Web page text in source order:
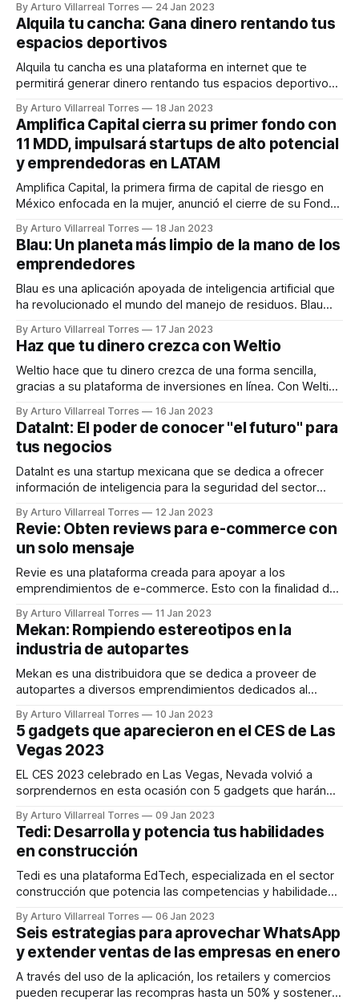
oportunidades de trabajo acorde a sus habilidades. Woman
Index surge como una voz más que se une a la lucha por
acortar
By Arturo Villarreal Torres 24 Jan 2023
Alquila tu cancha: Gana dinero rentando tus
espacios deportivos
Alquila tu cancha es una plataforma en internet que te
permitirá generar dinero rentando tus espacios deportivos.
práctica de los deportes a las nuevas generaciones. Todo
mediante un directorio que posee varios espacios
disponibles para hacer alguna de las
By Arturo Villarreal Torres 18 Jan 2023
Amplifica Capital cierra su primer fondo con
11 MDD, impulsará startups de alto potencial
y emprendedoras en LATAM
Amplifica Capital, la primera firma de capital de riesgo en
México enfocada en la mujer, anunció el cierre de su Fondo I
impulsar empresas tecnológicas lideradas por mujeres en
América Latina y fortalecer su posición como el lugar de
referencia
By Arturo Villarreal Torres 18 Jan 2023
Blau: Un planeta más limpio de la mano de los
emprendedores
Blau es una aplicación apoyada de inteligencia artificial que
ha revolucionado el mundo del manejo de residuos. Blau
logística, de empresas recolectoras de basura, residuos y
reciclaje. Con la intención de crear tecnología para hacer del
mundo un lugar mejor, desde
By Arturo Villarreal Torres 17 Jan 2023
Haz que tu dinero crezca con Weltio
Weltio hace que tu dinero crezca de una forma sencilla,
gracias a su plataforma de inversiones en línea. Con Weltio
México, con la oportunidad de abrir tu propia cuenta
multidivisas. Todo esto a través de la aplicación para
teléfonos inteligentes que puedes
By Arturo Villarreal Torres 16 Jan 2023
DataInt: El poder de conocer "el futuro" para
tus negocios
DataInt es una startup mexicana que se dedica a ofrecer
información de inteligencia para la seguridad del sector
el equipo de ingenieros de DataInt, ha desarrollado en los
últimos años. Gracias al análisis y visualización de datos a
través
By Arturo Villarreal Torres 12 Jan 2023
Revie: Obten reviews para e-commerce con
un solo mensaje
Revie es una plataforma creada para apoyar a los
emprendimientos de e-commerce. Esto con la finalidad de
no se limita a pequeñas o grandes empresas, por lo que
puedes hacer uso de sus servicios sí apenas van iniciando,
o si
By Arturo Villarreal Torres 11 Jan 2023
Mekan: Rompiendo estereotipos en la
industria de autopartes
Mekan es una distribuidora que se dedica a proveer de
autopartes a diversos emprendimientos dedicados al
allá de su servicio, pues es un emprendimiento liderado por
mujeres que busca romper con los estereotipos de esta
industria. Alejandra y Carolina, creadoras de
By Arturo Villarreal Torres 10 Jan 2023
5 gadgets que aparecieron en el CES de Las
Vegas 2023
EL CES 2023 celebrado en Las Vegas, Nevada volvió a
sorprendernos en esta ocasión con 5 gadgets que harán
que dos de los cinco gadgets que estamos por presentarte
en el siguiente listado, fueron condecorados con el
By Arturo Villarreal Torres 09 Jan 2023
Tedi: Desarrolla y potencia tus habilidades
en construcción
Tedi es una plataforma EdTech, especializada en el sector
construcción que potencia las competencias y habilidades
capacitación, con profesionales expertos y certificados por
empresas e instituciones internacionales. Tedi ofrece
capacitaciones online síncronas y asíncronas de alto
impacto, orientadas a mejorar las
By Arturo Villarreal Torres 06 Jan 2023
Seis estrategias para aprovechar WhatsApp
y extender ventas de las empresas en enero
A través del uso de la aplicación, los retailers y comercios
pueden recuperar las recompras hasta un 50% y sostener